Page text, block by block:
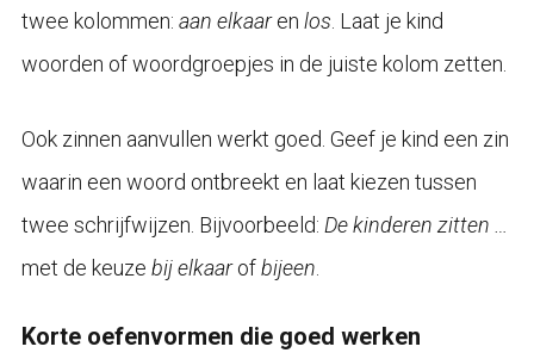
twee kolommen: aan elkaaren los . Laat je kind
woorden of woordgroepjes in de juiste kolom zetten.
Ook zinnen aanvullen werkt goed. Geef je kind een zin
waarin een woord ontbreekt en laat kiezen tussen
twee schrijfwijzen. Bijvoorbeeld: De kinderen zitten …
met de keuze bij elkaarofbijeen
Korte oefenvormen die goed werken